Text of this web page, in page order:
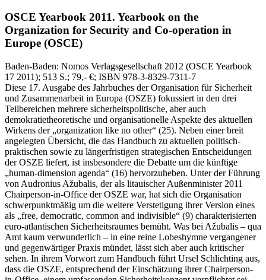
OSCE Yearbook 2011. Yearbook on the
Organization for Security and Co-operation in
Europe (OSCE)
Baden-Baden: Nomos Verlagsgesellschaft 2012 (OSCE Yearbook
17 2011); 513 S.; 79,- €; ISBN 978-3-8329-7311-7
Diese 17. Ausgabe des Jahrbuches der Organisation für Sicherheit
und Zusammenarbeit in Europa (OSZE) fokussiert in den drei
Teilbereichen mehrere sicherheitspolitische, aber auch
demokratietheoretische und organisationelle Aspekte des aktuellen
Wirkens der „organization like no other“ (25). Neben einer breit
angelegten Übersicht, die das Handbuch zu aktuellen politisch-
praktischen sowie zu längerfristigen strategischen Entscheidungen
der OSZE liefert, ist insbesondere die Debatte um die künftige
„human-dimension agenda“ (16) hervorzuheben. Unter der Führung
von Audronius Ažubalis, der als litauischer Außenminister 2011
Chairperson-in-Office der OSZE war, hat sich die Organisation
schwerpunktmäßig um die weitere Verstetigung ihrer Version eines
als „free, democratic, common and indivisible“ (9) charakterisierten
euro-atlantischen Sicherheitsraumes bemüht. Was bei Ažubalis – qua
Amt kaum verwunderlich – in eine reine Lobeshymne vergangener
und gegenwärtiger Praxis mündet, lässt sich aber auch kritischer
sehen. In ihrem Vorwort zum Handbuch führt Ursel Schlichting aus,
dass die OSZE, entsprechend der Einschätzung ihrer Chairperson-